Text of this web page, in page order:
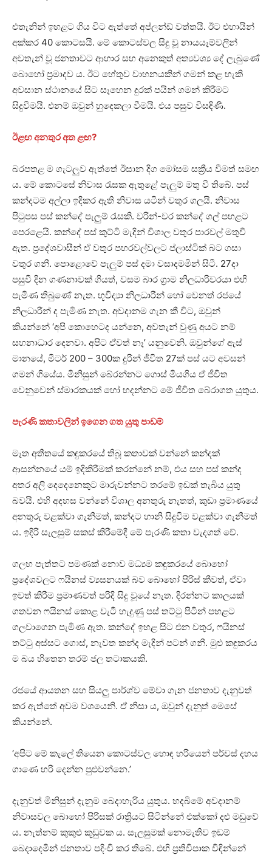
එතැනින් ඉහළට ගිය විට ඇත්තේ අප්ලන්ඩ් වත්තයි. ඊට එහායින්
අක්කර 40 කොටසයි. මේ කොටස්වල සිදු වූ නායයෑම්වලින්
අවතැන් වූ ජනතාවට ආහාර සහ අනෙකුත් අත්‍යවශ්‍ය දේ ලැබුණේ
බොහෝ ප්‍රමාදව ය. ඊට හේතුව වාහනයකින් ගමන් කළ හැකි
අවසාන ස්ථානයේ සිට සෑහෙන දුරක් පයින් ගමන් කිරීමට
සිදුවීමයි. එනම් ඔවුන් හුදෙකලා වීමයි. එය පසුව විසඳිණි.
ඊළඟ අනතුර අත ළඟ?
බරපතළ ම ගැටලුව ඇත්තේ ඊසාන දිග මෝසම සක්‍රීය වීමත් සමඟ
ය. මේ කොටසේ නිවාස රැසක ඇතුළේ පැලුම් මතු වී තිබේ. පස්
කන්දටම අල්ලා ඉදිකර ඇති නිවාස යටින් වතුර ගලයි. නිවාස
පිටුපස පස් කන්දේ පැලුම් රැසකි. වරින්-වර කන්දේ ගල් පහළට
පෙරළෙයි. කන්දේ පස් කුට්ටි මැදින් විශාල වතුර පාරවල් මතුවී
ඇත. ප්‍රදේශවාසීන් ඒ වතුර පහරවල්වලට ප්ලාස්ටික් බට ගසා
වතුර ගනී. පොළොවේ පැලුම් පස් දමා වසාදමමින් සිටී. 27දා
පසුවී දින ගණනාවක් ගියත්, වසම බාර ග්‍රාම නිලධාරිවරයා එහි
පැමිණ තිබුණේ නැත. භූවිද්‍යා නිලධාරීන් හෝ වෙනත් රජයේ
නිලධාරීන් ද පැමිණ නැත. අවදානම ගැන කී විට, ඔවුන්
කියන්නේ ‘අපි කොහෙටද යන්නෙ, අවතැන් වුණු අයට නම්
සහනාධාර දෙනවා. අපිට ඒවත් නෑ’ යනුවෙනි. ඔවුන්ගේ ඇස්
මානයේ, මීටර් 200 – 300ක දුරින් ජීවිත 27ක් පස් යට අවසන්
ගමන් ගියේය. මිනිසුන් බේරන්නට ගොස් මියගිය ඒ ජීවිත
වෙනුවෙන් ස්මාරකයක් හෝ හදන්නට මේ ජීවිත බේරාගත යුතුය.
පැරණි කතාවලින් ඉගෙන ගත යුතු පාඩම්
මෑත අතීතයේ කඳුකරයේ තිබූ කතාවක් වන්නේ කන්දක්
ආසන්නයේ යම් ඉදිකිරීමක් කරන්නේ නම්, එය සහ පස් කන්ද
අතර අලි දෙදෙනෙකුට මාරුවන්නට තරමේ ඉඩක් තැබිය යුතු
බවයි. එහි අදහස වන්නේ විශාල අනතුරු නැතත්, කුඩා ප්‍රමාණයේ
අනතුරු වළක්වා ගැනීමත්, කන්දට හානි සිදුවීම වළක්වා ගැනීමත්
ය. ඉදිරි සැලසුම් සකස් කිරීමේදී මේ පැරණි කතා වැදගත් වේ.
ගලහ පැත්තට පමණක් නොව මධ්‍යම කඳුකරයේ බොහෝ
ප්‍රදේශවලට ෆයිනස් ව්‍යසනයක් බව බොහෝ පිරිස් කීවත්, ඒවා
ඉවත් කිරීම ප්‍රමාණවත් පරිදි සිදු වූයේ නැත. දිරන්නට කාලයක්
ගතවන ෆයිනස් කොළ වැටී හැදුණු පස් තට්ටු පිටින් පහළට
ගලවාගෙන පැමිණ ඇත. කන්දේ ඉහළ සිට එන වතුර, ෆයිනස්
තට්ටු අස්සට ගොස්, නැවත කන්ද මැදින් පටන් ගනී. මුළු කඳුකරය
ම බය හිතෙන තරම් ජල තටාකයකි.
රජයේ ආයතන සහ සියලු පාර්ශ්ව මේවා ගැන ජනතාව දැනුවත්
කර ඇත්තේ අවම වශයෙනි. ඒ නිසා ය, ඔවුන් දැනුත් මෙසේ
කියන්නේ.
‘අපිට මේ කැලේ තියෙන කොටස්වල හොඳ හරියෙන් පර්චස් දහය
ගාණෙ හරි දෙන්න පුළුවන්නෙ.’
දැනුවත් මිනිසුන් දැනුම බෙදාහැරිය යුතුය. හදබිමේ අවදානම්
නිවාසවල බොහෝ පිරිසක් රාත්‍රියට සිටින්නේ එක්කෝ දළු මඩුවේ
ය. නැත්නම් කුකුළු කූඩුවක ය. සැලසුමක් නොමැතිව ඉඩම්
බෙදාදෙමින් ජනතාව පදිංචි කර තිබේ. එහි ප්‍රතිවිපාක විඳින්නේ